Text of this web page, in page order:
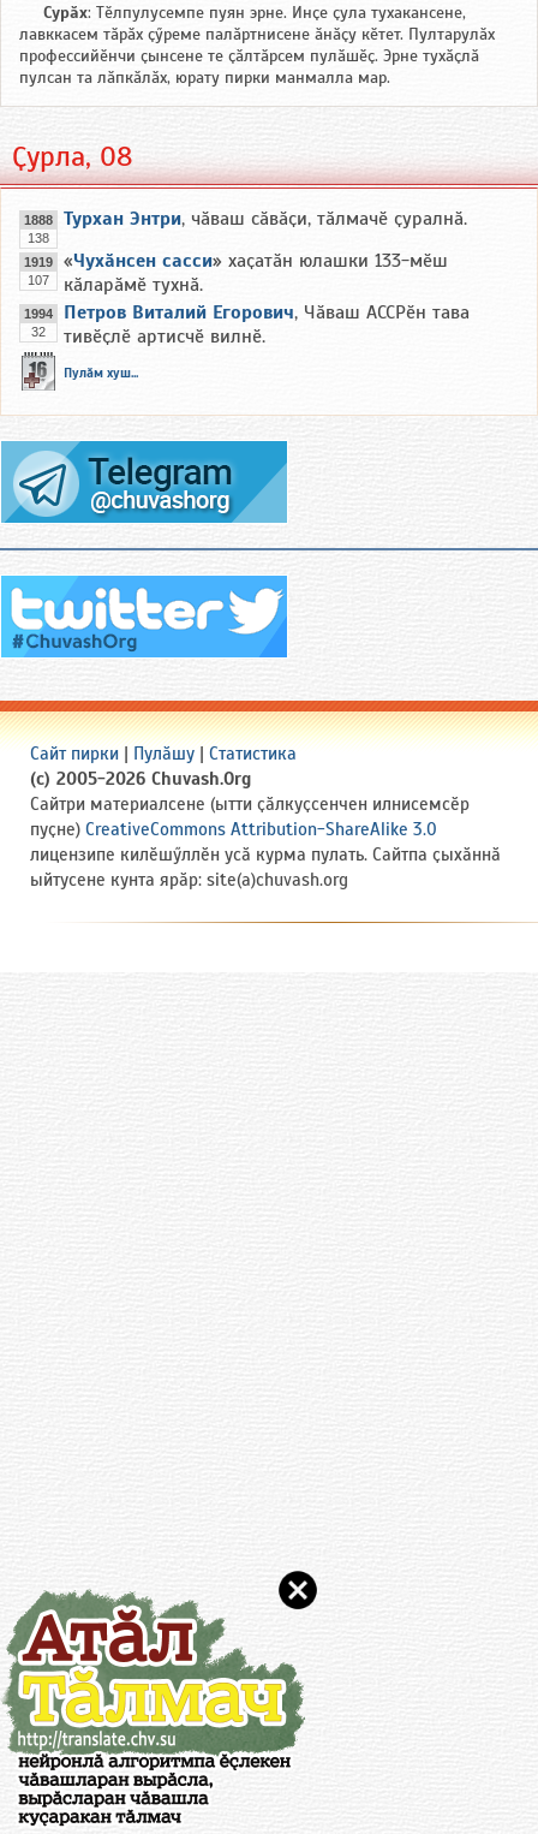
Сурӑх: Тӗлпулусемпе пуян эрне. Инҫе ҫула тухакансене,
лавккасем тӑрӑх ҫӳреме палӑртнисене ӑнӑҫу кӗтет. Пултарулӑх
профессийӗнчи ҫынсене те ҫӑлтӑрсем пулӑшӗҫ. Эрне тухӑҫлӑ
пулсан та лӑпкӑлӑх, юрату пирки манмалла мар.
Ҫурла, 08
1888
138
Турхан Энтри, чӑваш сӑвӑҫи, тӑлмачӗ ҫуралнӑ.
1919
107
«Чухӑнсен сасси» хаҫатӑн юлашки 133-мӗш
кӑларӑмӗ тухнӑ.
1994
32
Петров Виталий Егорович, Чӑваш АССРӗн тава
тивӗҫлӗ артисчӗ вилнӗ.
Пулӑм хуш...
Сайт пирки | Пулӑшу | Статистика
(c) 2005-2026 Chuvash.Org
Сайтри материалсене (ытти ҫӑлкуҫсенчен илнисемсӗр
пуҫне) CreativeCommons Attribution-ShareAlike 3.0
лицензипе килӗшӳллӗн усӑ курма пулать. Сайтпа ҫыхӑннӑ
ыйтусене кунта ярӑр: site(a)chuvash.org